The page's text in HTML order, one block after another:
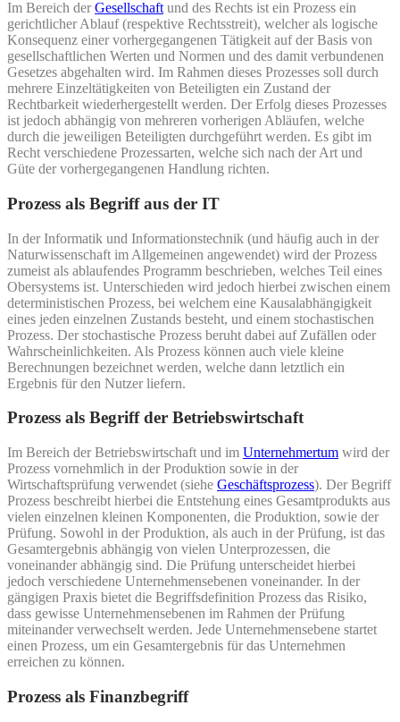
Im Bereich derGesellschaft und des Rechts ist ein Prozess ein
gerichtlicher Ablauf (respektive Rechtsstreit), welcher als logische
Konsequenz einer vorhergegangenen Tätigkeit auf der Basis von
gesellschaftlichen Werten und Normen und des damit verbundenen
Gesetzes abgehalten wird. Im Rahmen dieses Prozesses soll durch
mehrere Einzeltätigkeiten von Beteiligten ein Zustand der
Rechtbarkeit wiederhergestellt werden. Der Erfolg dieses Prozesses
ist jedoch abhängig von mehreren vorherigen Abläufen, welche
durch die jeweiligen Beteiligten durchgeführt werden. Es gibt im
Recht verschiedene Prozessarten, welche sich nach der Art und
Güte der vorhergegangenen Handlung richten.
Prozess als Begriff aus der IT
In der Informatik und Informationstechnik (und häufig auch in der
Naturwissenschaft im Allgemeinen angewendet) wird der Prozess
zumeist als ablaufendes Programm beschrieben, welches Teil eines
Obersystems ist. Unterschieden wird jedoch hierbei zwischen einem
deterministischen Prozess, bei welchem eine Kausalabhängigkeit
eines jeden einzelnen Zustands besteht, und einem stochastischen
Prozess. Der stochastische Prozess beruht dabei auf Zufällen oder
Wahrscheinlichkeiten. Als Prozess können auch viele kleine
Berechnungen bezeichnet werden, welche dann letztlich ein
Ergebnis für den Nutzer liefern.
Prozess als Begriff der Betriebswirtschaft
Im Bereich der Betriebswirtschaft und im Unternehmertum wird der
Prozess vornehmlich in der Produktion sowie in der
Wirtschaftsprüfung verwendet (siehe Geschäftsprozess). Der Begriff
Prozess beschreibt hierbei die Entstehung eines Gesamtprodukts aus
vielen einzelnen kleinen Komponenten, die Produktion, sowie der
Prüfung. Sowohl in der Produktion, als auch in der Prüfung, ist das
Gesamtergebnis abhängig von vielen Unterprozessen, die
voneinander abhängig sind. Die Prüfung unterscheidet hierbei
jedoch verschiedene Unternehmensebenen voneinander. In der
gängigen Praxis bietet die Begriffsdefinition Prozess das Risiko,
dass gewisse Unternehmensebenen im Rahmen der Prüfung
miteinander verwechselt werden. Jede Unternehmensebene startet
einen Prozess, um ein Gesamtergebnis für das Unternehmen
erreichen zu können.
Prozess als Finanzbegriff